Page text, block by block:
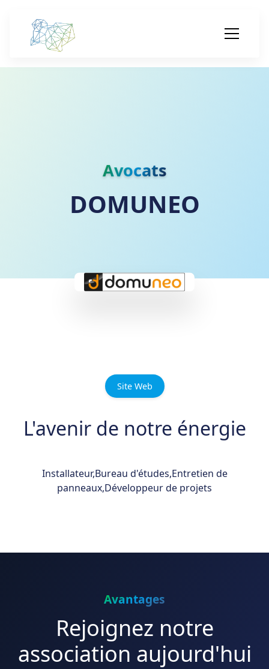
Avocats
DOMUNEO
Site Web
L'avenir de notre énergie
Installateur,Bureau d'études,Entretien de
panneaux,Développeur de projets
Avantages
Rejoignez notre
association aujourd'hui